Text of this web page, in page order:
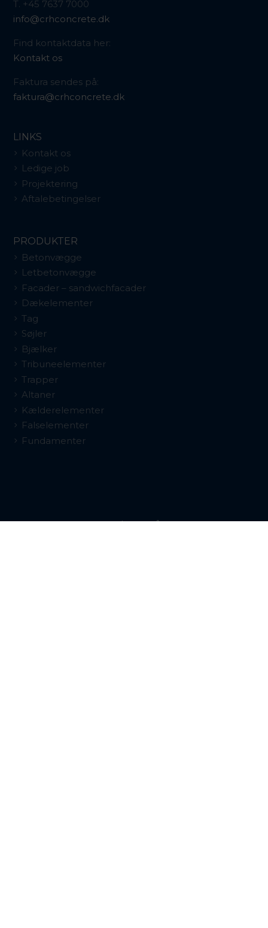
T. +45 7637 7000
info@crhconcrete.dk
Find kontaktdata her:
Kontakt os
Faktura sendes på:
faktura@crhconcrete.dk
LINKS
Kontakt os
Ledige job
Projektering
Aftalebetingelser
PRODUKTER
Betonvægge
Letbetonvægge
Facader – sandwichfacader
Dækelementer
Tag
Søjler
Bjælker
Tribuneelementer
Trapper
Altaner
Kælderelementer
Falselementer
Fundamenter
Følg os på